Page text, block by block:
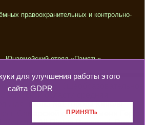
для улучшения работы этого
сайта GDPR
ПРИНЯТЬ
правоохранительных и контрольно-
Юнармейский отряд «Память»
бюджетное общеобразовательное
школа №1 города Кинеля
Самарской области имени Героя
КучкинаAll Rights Reserved. Proudly